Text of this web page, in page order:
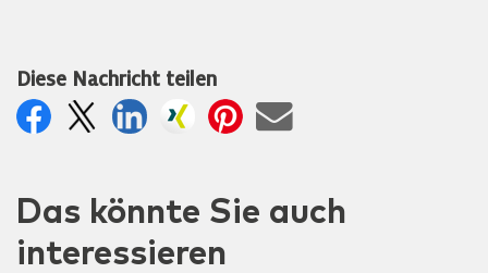
Diese Nachricht teilen
Das könnte Sie auch
interessieren